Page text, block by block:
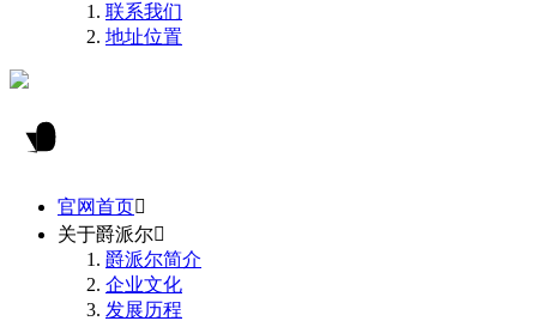
联系我们
地址位置
官网首页
关于爵派尔
爵派尔简介
企业文化
发展历程